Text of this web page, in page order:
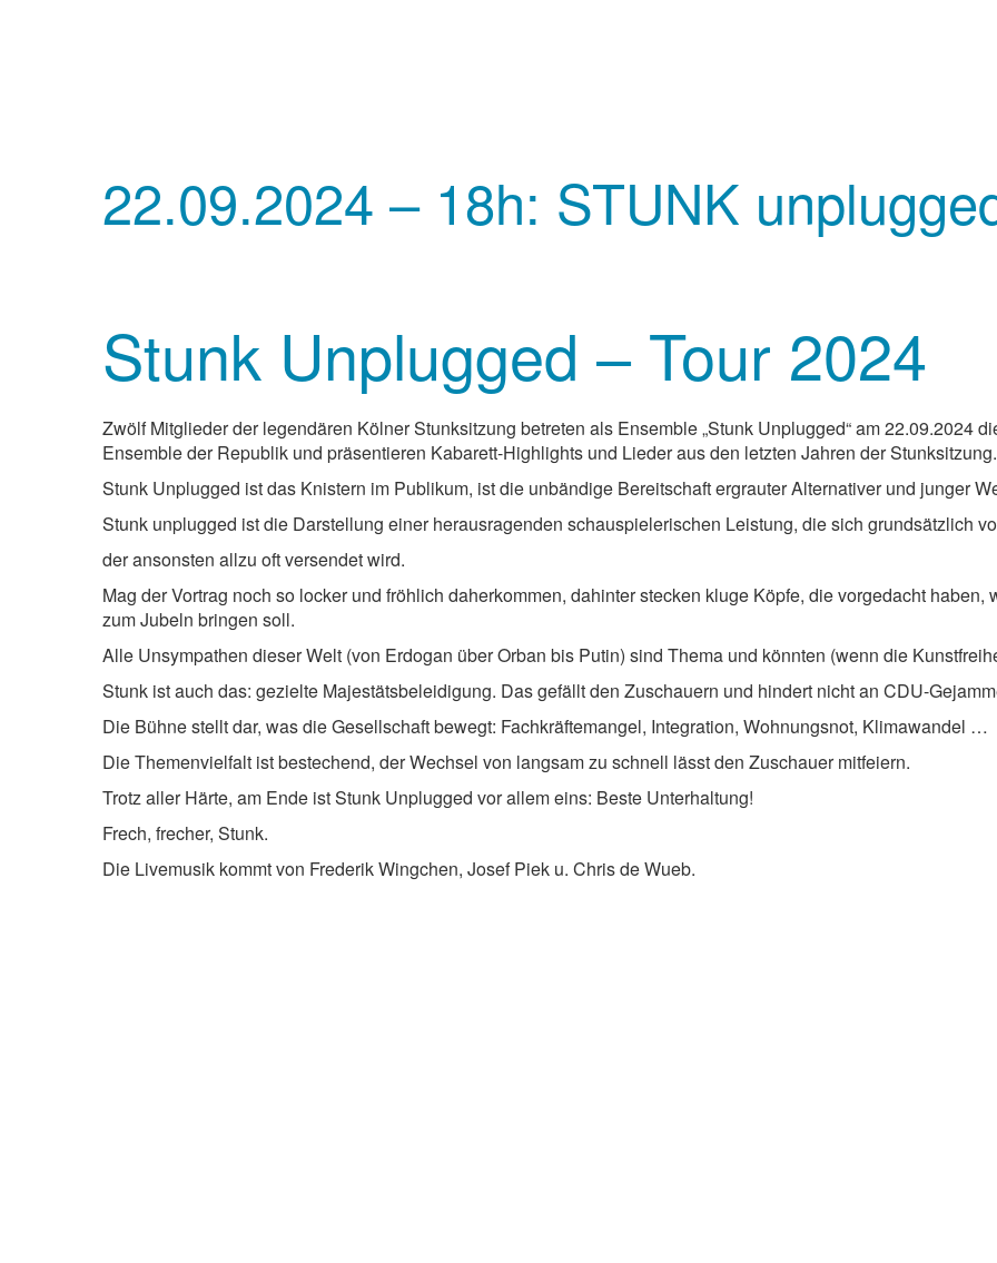
22.09.2024 – 18h: STUNK
Stunk Unplugged – Tour 2024
Zwölf Mitglieder der legendären Kölner Stunksitzung betreten als Ensemble „Stunk Unplugged“ am 22.09.2024
Ensemble der Republik und präsentieren Kabarett-Highlights und Lieder aus den letzten Jahren der Stunksitzung.
Stunk Unplugged ist das Knistern im Publikum, ist die unbändige Bereitschaft ergrauter Alternativer und junger
Stunk unplugged ist die Darstellung einer herausragenden schauspielerischen Leistung, die sich grundsätzlich
der ansonsten allzu oft versendet wird.
Mag der Vortrag noch so locker und fröhlich daherkommen, dahinter stecken kluge Köpfe, die vorgedacht
zum Jubeln bringen soll.
Alle Unsympathen dieser Welt (von Erdogan über Orban bis Putin) sind Thema und könnten (wenn die
Stunk ist auch das: gezielte Majestätsbeleidigung. Das gefällt den Zuschauern und hindert nicht an CDU-
Die Bühne stellt dar, was die Gesellschaft bewegt: Fachkräftemangel, Integration, Wohnungsnot, Klimawandel …
Die Themenvielfalt ist bestechend, der Wechsel von langsam zu schnell lässt den Zuschauer mitfeiern.
Trotz aller Härte, am Ende ist Stunk Unplugged vor allem eins: Beste Unterhaltung!
Frech, frecher, Stunk.
Die Livemusik kommt von Frederik Wingchen, Josef Piek u. Chris de Wueb.